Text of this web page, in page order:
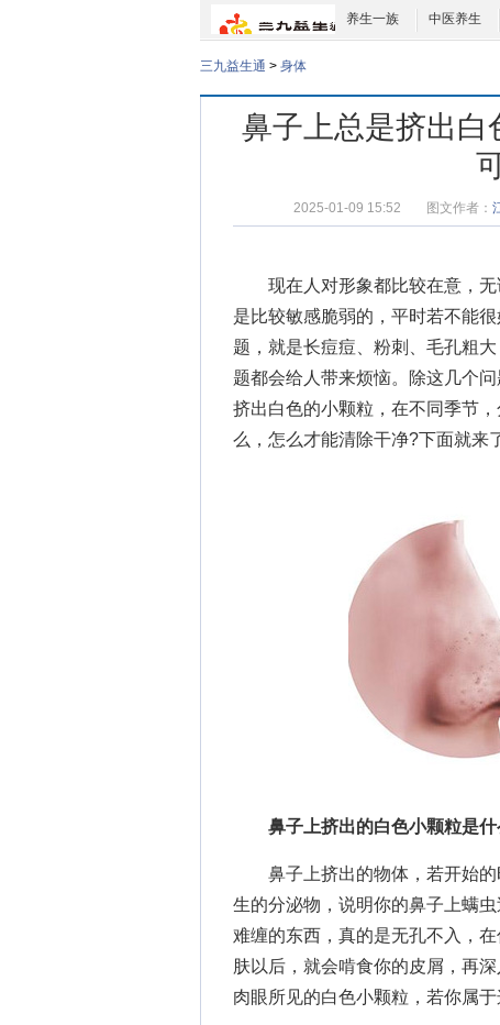
养生一族 中医养生
三九益生通 > 身体
鼻子上总是挤出白
2025-01-09 15:52 图文作者：
现在人对形象都比较在意，无
是比较敏感脆弱的，平时若不能
题，就是长痘痘、粉刺、毛孔粗
题都会给人带来烦恼。除这几个
挤出白色的小颗粒，在不同季节，
么 ，怎么才能清除干净?下面就来
鼻子上挤出的白色小颗粒是什
鼻子上挤出的物体，若开始的
生的分泌物，说明你的鼻子上螨
难缠的东西，真的是无孔不入，
肤以后，就会啃食你的皮屑，再
肉眼所见的白色小颗粒，若你属